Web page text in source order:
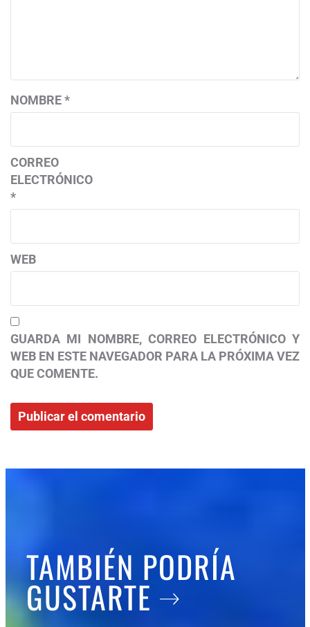
NOMBRE*
CORREO
ELECTRÓNICO
*
WEB
GUARDA MI NOMBRE, CORREO ELECTRÓNICO Y
WEB EN ESTE NAVEGADOR PARA LA PRÓXIMA VEZ
QUE COMENTE.
TAMBIÉN PODRÍA
GUSTARTE